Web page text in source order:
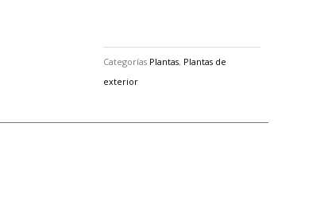
Categorías Plantas, Plantas de
exterior